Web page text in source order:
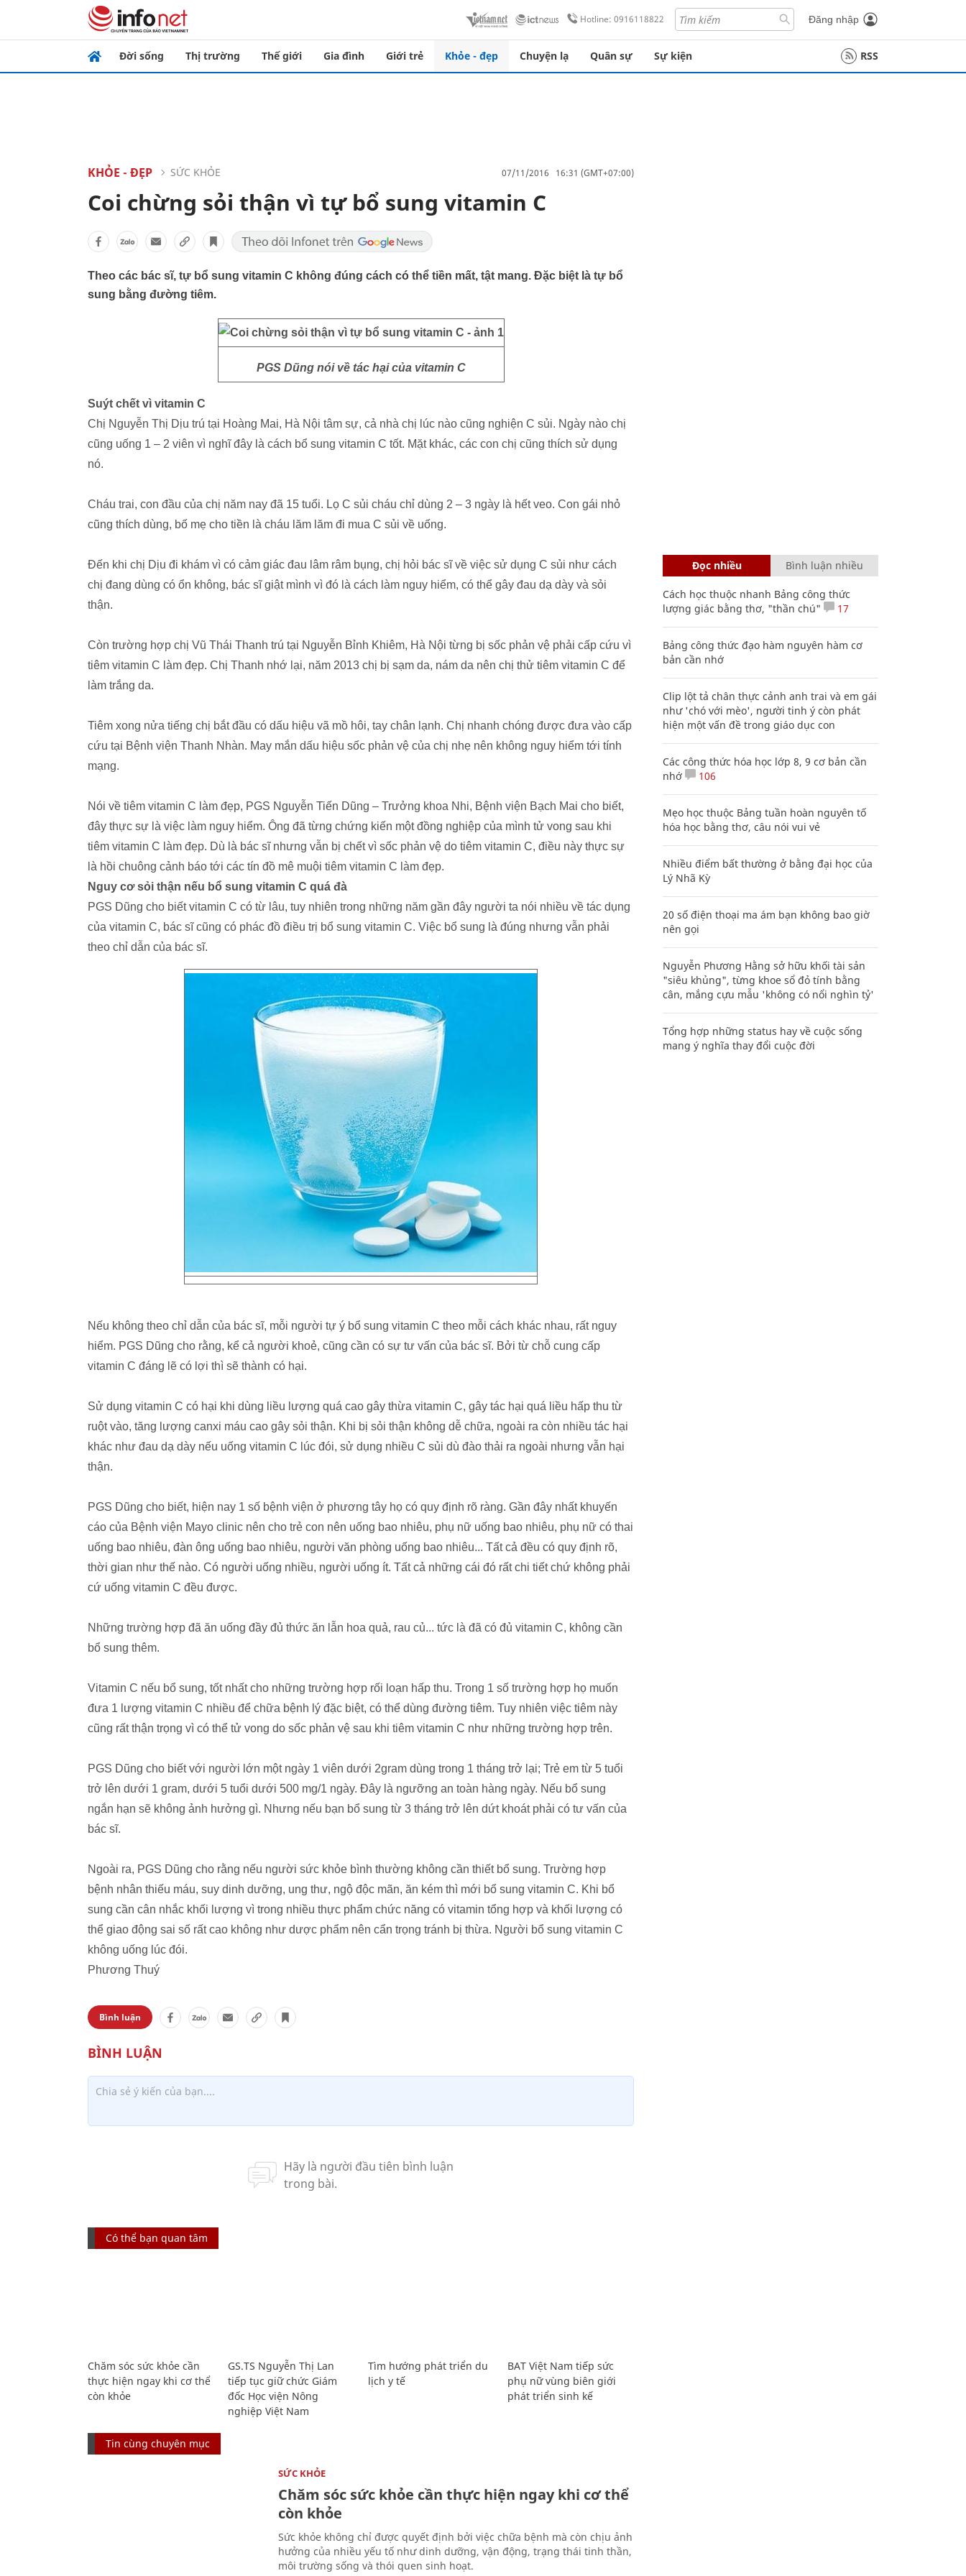
Hotline: 0916118822 Đăng nhập
Đời sống Thị trường Thế giới Gia đình Giới trẻ Khỏe - đẹp Chuyện lạ Quân sự Sự kiện RSS
KHỎE - ĐẸP SỨC KHỎE 07/11/2016 16:31 (GMT+07:00)
Coi chừng sỏi thận vì tự bổ sung vitamin C
Theo các bác sĩ, tự bổ sung vitamin C không đúng cách có thể tiền mất, tật mang. Đặc biệt là tự bổ
sung bằng đường tiêm.
PGS Dũng nói về tác hại của vitamin C
Suýt chết vì vitamin C
Chị Nguyễn Thị Dịu trú tại Hoàng Mai, Hà Nội tâm sự, cả nhà chị lúc nào cũng nghiện C sủi. Ngày nào chị
cũng uống 1 – 2 viên vì nghĩ đây là cách bổ sung vitamin C tốt. Mặt khác, các con chị cũng thích sử dụng
nó.
Cháu trai, con đầu của chị năm nay đã 15 tuổi. Lọ C sủi cháu chỉ dùng 2 – 3 ngày là hết veo. Con gái nhỏ
cũng thích dùng, bố mẹ cho tiền là cháu lăm lăm đi mua C sủi về uống.
Đến khi chị Dịu đi khám vì có cảm giác đau lâm râm bụng, chị hỏi bác sĩ về việc sử dụng C sủi như cách
chị đang dùng có ổn không, bác sĩ giật mình vì đó là cách làm nguy hiểm, có thể gây đau dạ dày và sỏi
thận.
Còn trường hợp chị Vũ Thái Thanh trú tại Nguyễn Bỉnh Khiêm, Hà Nội từng bị sốc phản vệ phải cấp cứu vì
tiêm vitamin C làm đẹp. Chị Thanh nhớ lại, năm 2013 chị bị sạm da, nám da nên chị thử tiêm vitamin C để
làm trắng da.
Tiêm xong nửa tiếng chị bắt đầu có dấu hiệu vã mồ hôi, tay chân lạnh. Chị nhanh chóng được đưa vào cấp
cứu tại Bệnh viện Thanh Nhàn. May mắn dấu hiệu sốc phản vệ của chị nhẹ nên không nguy hiểm tới tính
mạng.
Nói về tiêm vitamin C làm đẹp, PGS Nguyễn Tiến Dũng – Trưởng khoa Nhi, Bệnh viện Bạch Mai cho biết,
đây thực sự là việc làm nguy hiểm. Ông đã từng chứng kiến một đồng nghiệp của mình tử vong sau khi
tiêm vitamin C làm đẹp. Dù là bác sĩ nhưng vẫn bị chết vì sốc phản vệ do tiêm vitamin C, điều này thực sự
là hồi chuông cảnh báo tới các tín đồ mê muội tiêm vitamin C làm đẹp.
Nguy cơ sỏi thận nếu bổ sung vitamin C quá đà
PGS Dũng cho biết vitamin C có từ lâu, tuy nhiên trong những năm gần đây người ta nói nhiều về tác dụng
của vitamin C, bác sĩ cũng có phác đồ điều trị bổ sung vitamin C. Việc bổ sung là đúng nhưng vẫn phải
theo chỉ dẫn của bác sĩ.
Nếu không theo chỉ dẫn của bác sĩ, mỗi người tự ý bổ sung vitamin C theo mỗi cách khác nhau, rất nguy
hiểm. PGS Dũng cho rằng, kể cả người khoẻ, cũng cần có sự tư vấn của bác sĩ. Bởi từ chỗ cung cấp
vitamin C đáng lẽ có lợi thì sẽ thành có hại.
Sử dụng vitamin C có hại khi dùng liều lượng quá cao gây thừa vitamin C, gây tác hại quá liều hấp thu từ
ruột vào, tăng lượng canxi máu cao gây sỏi thận. Khi bị sỏi thận không dễ chữa, ngoài ra còn nhiều tác hại
khác như đau dạ dày nếu uống vitamin C lúc đói, sử dụng nhiều C sủi dù đào thải ra ngoài nhưng vẫn hại
thận.
PGS Dũng cho biết, hiện nay 1 số bệnh viện ở phương tây họ có quy định rõ ràng. Gần đây nhất khuyến
cáo của Bệnh viện Mayo clinic nên cho trẻ con nên uống bao nhiêu, phụ nữ uống bao nhiêu, phụ nữ có thai
uống bao nhiêu, đàn ông uống bao nhiêu, người văn phòng uống bao nhiêu... Tất cả đều có quy định rõ,
thời gian như thế nào. Có người uống nhiều, người uống ít. Tất cả những cái đó rất chi tiết chứ không phải
cứ uống vitamin C đều được.
Những trường hợp đã ăn uống đầy đủ thức ăn lẫn hoa quả, rau củ... tức là đã có đủ vitamin C, không cần
bổ sung thêm.
Vitamin C nếu bổ sung, tốt nhất cho những trường hợp rối loạn hấp thu. Trong 1 số trường hợp họ muốn
đưa 1 lượng vitamin C nhiều để chữa bệnh lý đặc biệt, có thể dùng đường tiêm. Tuy nhiên việc tiêm này
cũng rất thận trọng vì có thể tử vong do sốc phản vệ sau khi tiêm vitamin C như những trường hợp trên.
PGS Dũng cho biết với người lớn một ngày 1 viên dưới 2gram dùng trong 1 tháng trở lại; Trẻ em từ 5 tuổi
trở lên dưới 1 gram, dưới 5 tuổi dưới 500 mg/1 ngày. Đây là ngưỡng an toàn hàng ngày. Nếu bổ sung
ngắn hạn sẽ không ảnh hưởng gì. Nhưng nếu bạn bổ sung từ 3 tháng trở lên dứt khoát phải có tư vấn của
bác sĩ.
Ngoài ra, PGS Dũng cho rằng nếu người sức khỏe bình thường không cần thiết bổ sung. Trường hợp
bệnh nhân thiếu máu, suy dinh dưỡng, ung thư, ngộ độc mãn, ăn kém thì mới bổ sung vitamin C. Khi bổ
sung cần cân nhắc khối lượng vì trong nhiều thực phẩm chức năng có vitamin tổng hợp và khối lượng có
thể giao động sai số rất cao không như dược phẩm nên cẩn trọng tránh bị thừa. Người bổ sung vitamin C
không uống lúc đói.
Phương Thuý
Bình luận
Có thể bạn quan tâm
Chăm sóc sức khỏe cần
thực hiện ngay khi cơ thể
còn khỏe
GS.TS Nguyễn Thị Lan
tiếp tục giữ chức Giám
đốc Học viện Nông
nghiệp Việt Nam
Tìm hướng phát triển du
lịch y tế
BAT Việt Nam tiếp sức
phụ nữ vùng biên giới
phát triển sinh kế
Tin cùng chuyên mục
SỨC KHỎE
Chăm sóc sức khỏe cần thực hiện ngay khi cơ thể
còn khỏe
Sức khỏe không chỉ được quyết định bởi việc chữa bệnh mà còn chịu ảnh
hưởng của nhiều yếu tố như dinh dưỡng, vận động, trạng thái tinh thần,
môi trường sống và thói quen sinh hoạt.
Đọc nhiều Bình luận nhiều
Cách học thuộc nhanh Bảng công thức
lượng giác bằng thơ, "thần chú"
17
Bảng công thức đạo hàm nguyên hàm cơ
bản cần nhớ
Clip lột tả chân thực cảnh anh trai và em gái
như 'chó với mèo', người tinh ý còn phát
hiện một vấn đề trong giáo dục con
Các công thức hóa học lớp 8, 9 cơ bản cần
nhớ
106
Mẹo học thuộc Bảng tuần hoàn nguyên tố
hóa học bằng thơ, câu nói vui vẻ
Nhiều điểm bất thường ở bằng đại học của
Lý Nhã Kỳ
20 số điện thoại ma ám bạn không bao giờ
nên gọi
Nguyễn Phương Hằng sở hữu khối tài sản
"siêu khủng", từng khoe sổ đỏ tính bằng
cân, mắng cựu mẫu 'không có nổi nghìn tỷ'
Tổng hợp những status hay về cuộc sống
mang ý nghĩa thay đổi cuộc đời